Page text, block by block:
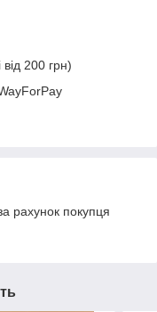
200 грн)
рахунок покупця